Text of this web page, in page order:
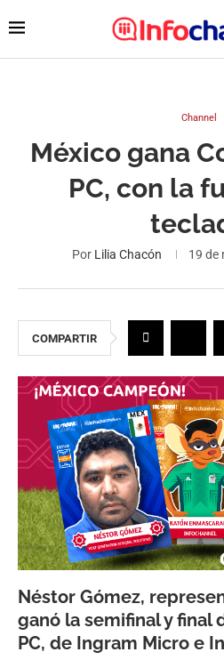
Channel
México gana
PC, con la
Por Lilia Chacón 19 de
COMPARTIR
Néstor Gómez,
ganó la semifinal y final
PC, de Ingram Micro e